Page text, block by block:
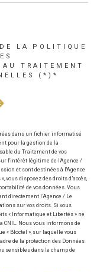
LA POLITIQUE
TRAITEMENT
(*)*
dans un fichier informatisé
pour la gestion de la
du Traitement de vos
l'intérêt légitime de l'Agence /
et sont destinées à l'Agence
vous disposez des droits d’accès,
de vos données. Vous
directement l’Agence / Le
sur vos droits. Si vous
« Informatique et Libertés » ne
CNIL. Nous vous informons de
« Bloctel », sur laquelle vous
de la protection des Données
sensibles dans le champ de